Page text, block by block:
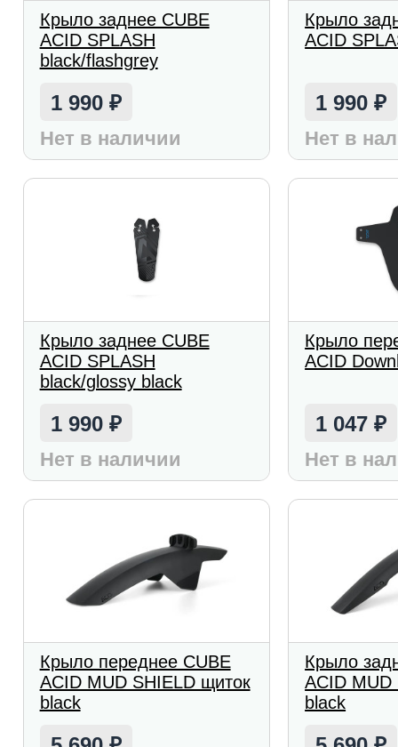
Крыло заднее CUBE
ACID SPLASH
black/flashgrey
1 990 ₽
Нет в наличии
Крыло
ACID
1 990₽
Нет в
Крыло заднее CUBE
ACID SPLASH
black/glossy black
1 990 ₽
Нет в наличии
Крыло
ACID
1 047₽
Нет в
Крыло переднее CUBE
ACID MUD SHIELD щиток
black
Крыло
ACID MUD
black